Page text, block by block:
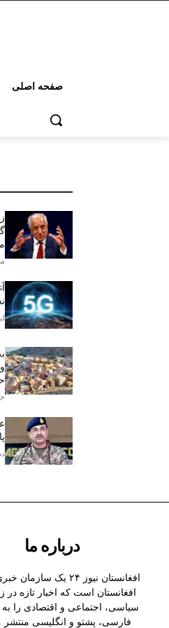
صفحه اصلی
می
درباره ما
افغانستان نیوز ۲۴ یک
افغانستان است که اخبار تازه در
سیاسی، اجتماعی و اقتصادی را
فارسی، پشتو و انگلیسی منتشر